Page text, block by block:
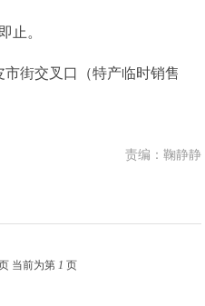
止。
街交叉口（特产临时销售
责编：鞠静静
当前为第 1 页